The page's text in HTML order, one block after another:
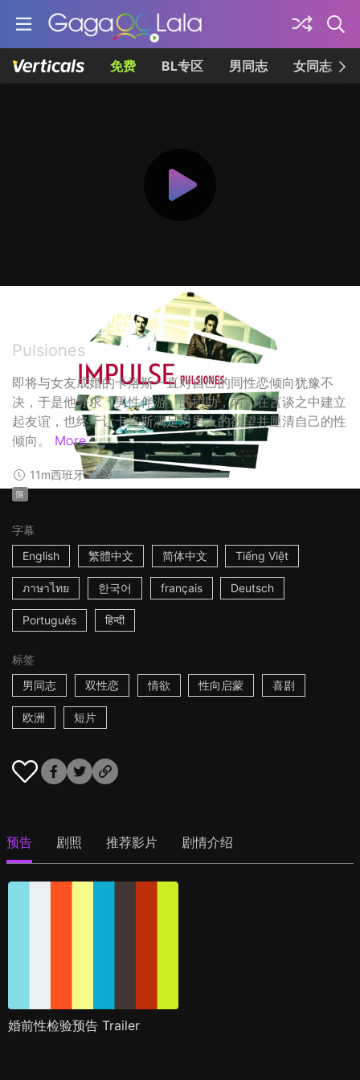
免费 BL专区 男同志 女同志
婚前性检验
Pulsiones
即将与女友成婚的卡洛斯一直对自己的同性恋倾向犹豫不
决，于是他寻求「男性伴游」的协助，两人在言谈之中建立
起友谊，也终于让卡洛斯满足对男人的欲望并厘清自己的性
倾向。
More
11m西班牙2009
限
字幕
English
繁體中文 简体中文 Tiếng Việt
ภาษาไทย 한국어 français Deutsch
Português हिन्दी
标签
男同志
双性恋 情欲 性向启蒙 喜剧
欧洲 短片
预告 剧照 推荐影片 剧情介绍
婚前性检验预告 Trailer